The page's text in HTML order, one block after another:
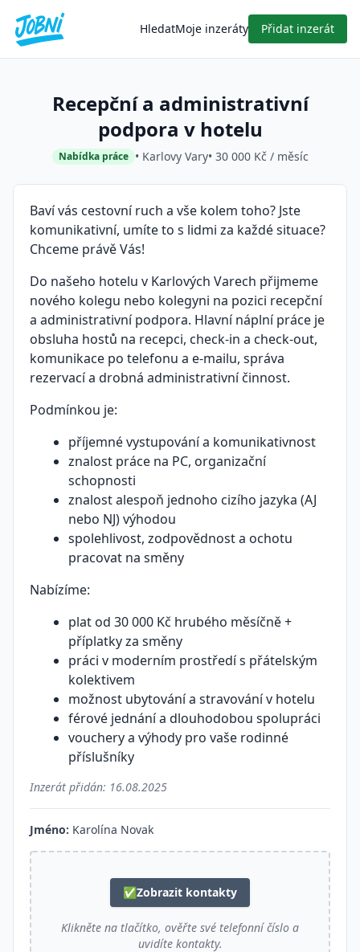
HledatMoje inzeráty Přidat inzerát
Recepční a administrativní
podpora v hotelu
Nabídka práce • Karlovy Vary• 30 000 Kč / měsíc
Baví vás cestovní ruch a vše kolem toho? Jste
komunikativní, umíte to s lidmi za každé situace?
Chceme právě Vás!
Do našeho hotelu v Karlových Varech přijmeme
nového kolegu nebo kolegyni na pozici recepční
a administrativní podpora. Hlavní náplní práce je
obsluha hostů na recepci, check-in a check-out,
komunikace po telefonu a e-mailu, správa
rezervací a drobná administrativní činnost.
Podmínkou je:
příjemné vystupování a komunikativnost
znalost práce na PC, organizační
schopnosti
znalost alespoň jednoho cizího jazyka (AJ
nebo NJ) výhodou
spolehlivost, zodpovědnost a ochotu
pracovat na směny
Nabízíme:
plat od 30 000 Kč hrubého měsíčně +
příplatky za směny
práci v moderním prostředí s přátelským
kolektivem
možnost ubytování a stravování v hotelu
férové jednání a dlouhodobou spolupráci
vouchery a výhody pro vaše rodinné
příslušníky
Inzerát přidán: 16.08.2025
Jméno: Karolína Novak
✅Zobrazit kontakty
Klikněte na tlačítko, ověřte své telefonní číslo a
uvidíte kontakty.